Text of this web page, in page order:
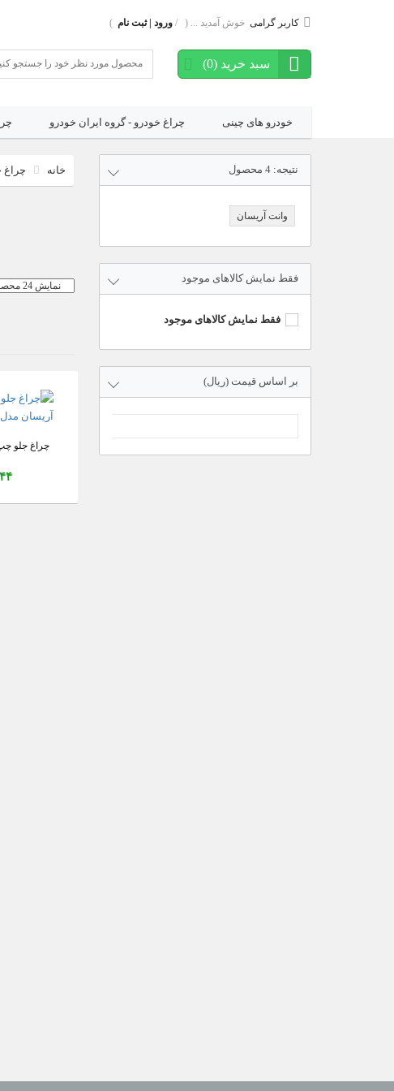
کاربر گرامی خوش آمدید ... ( / ورود | ثبت نام )
سبد خرید (
0
)
خودرو های چینی چراغ خودرو - گروه ایران خودرو
چراغ نتیجه: 4 محصول
وانت آریسان
فقط نمایش کالاهای موجود
فقط نمایش کالاهای موجود
بر اساس قیمت (ریال)